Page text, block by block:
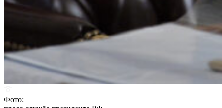
Фото: